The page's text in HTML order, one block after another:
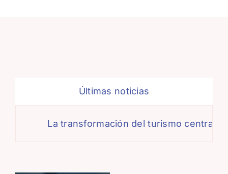
Últimas noticias
La transformación del turismo centra el